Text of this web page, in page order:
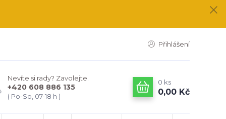
Přihlášení
Nevíte si rady? Zavolejte.
+420 608 886 135
( Po-So, 07-18 h )
0 ks
0,00 Kč